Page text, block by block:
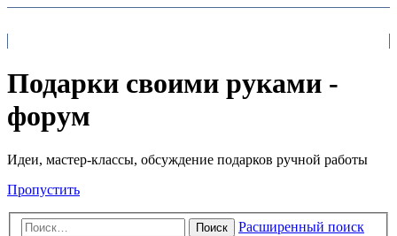
Подарки своими руками -
форум
Идеи, мастер-классы, обсуждение подарков ручной работы
Пропустить
Поиск Расширенный поиск